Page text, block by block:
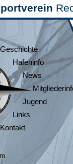
Geschichte
Hafeninfo
News
Jugend
Links
Kontakt